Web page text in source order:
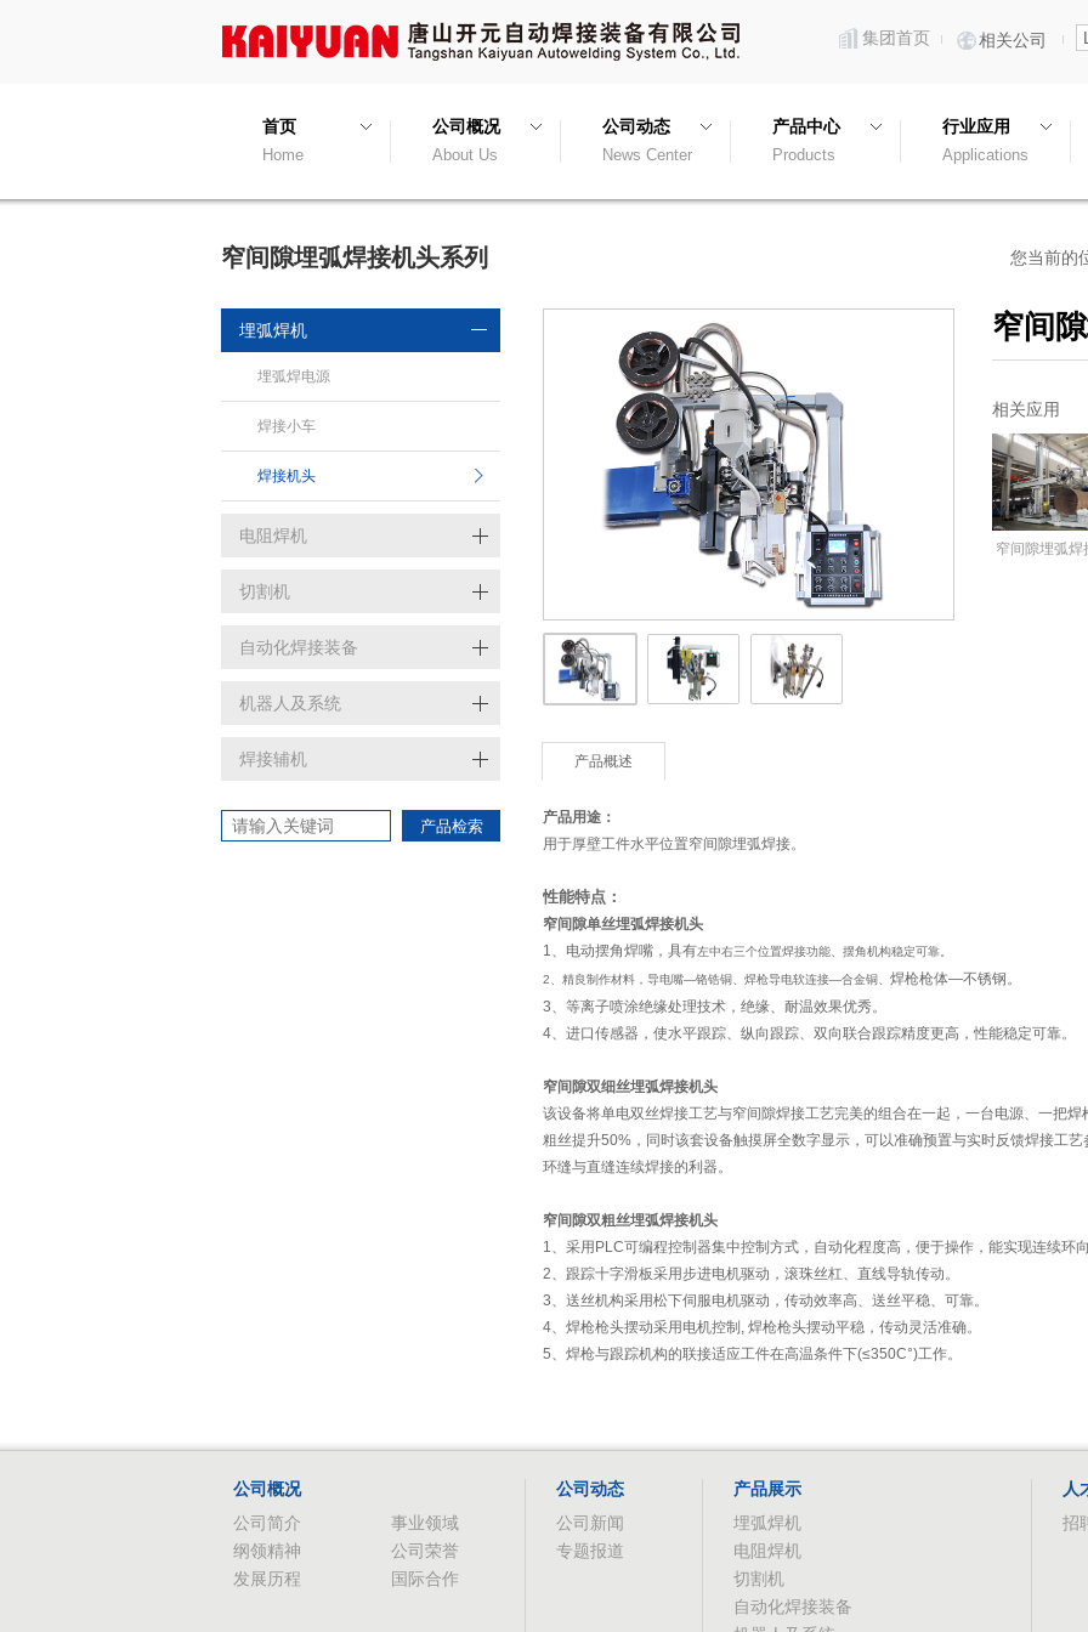
集团首页 相关公司
首页
Home
公司概况
About Us
公司动态
News Center
产品中心
Products
行业应用
Applications
窄间隙埋弧焊接机头系列
埋弧焊机
埋弧焊电源
焊接小车
焊接机头
电阻焊机
切割机
自动化焊接装备
机器人及系统
焊接辅机
产品检索
您当前的
窄间
相关应用
窄间隙埋弧焊
产品概述
产品用途：
用于厚壁工件水平位置窄间隙埋弧焊接。
性能特点：
窄间隙单丝埋弧焊接机头
1、电动摆角焊嘴，具有左中右三个位置焊接功能、摆角机构稳定可靠。
2、精良制作材料，导电嘴—铬锆铜、焊枪导电软连接—合金铜、 焊枪枪体—不锈钢。
3、等离子喷涂绝缘处理技术，绝缘、耐温效果优秀。
4、进口传感器，使水平跟踪、纵向跟踪、双向联合跟踪精度更高，性能稳定可靠。
窄间隙双细丝埋弧焊接机头
该设备将单电双丝焊接工艺与窄间隙焊接工艺完美的组合在一起，一台电源、一把
粗丝提升50%，同时该套设备触摸屏全数字显示，可以准确预置与实时反馈焊接工
环缝与直缝连续焊接的利器。
窄间隙双粗丝埋弧焊接机头
1、采用PLC可编程控制器集中控制方式，自动化程度高，便于操作，能实现连续环
2、跟踪十字滑板采用步进电机驱动，滚珠丝杠、直线导轨传动。
3、送丝机构采用松下伺服电机驱动，传动效率高、送丝平稳、可靠。
4、焊枪枪头摆动采用电机控制, 焊枪枪头摆动平稳，传动灵活准确。
5、焊枪与跟踪机构的联接适应工件在高温条件下(≤350C°)工作。
公司概况
公司简介
事业领域
纲领精神
公司荣誉
发展历程
国际合作
公司动态
公司新闻
专题报道
产品展示
埋弧焊机
电阻焊机
切割机
自动化焊接装备
人
招